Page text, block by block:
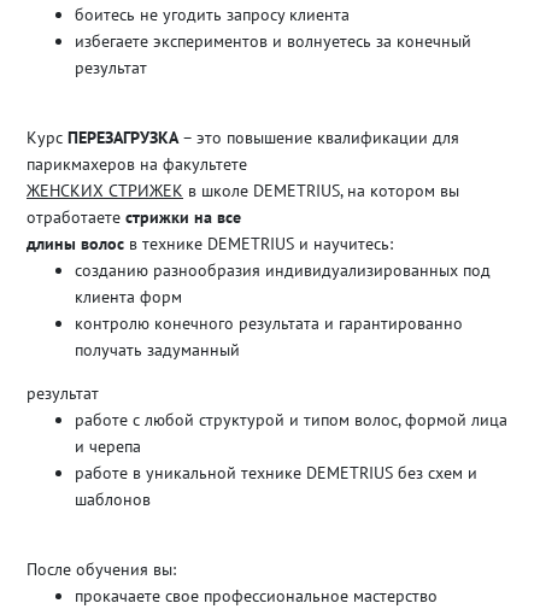
боитесь не угодить запросу клиента
избегаете экспериментов и волнуетесь за конечный
результат
Курс ПЕРЕЗАГРУЗКА – это повышение квалификации для
парикмахеров на факультете
ЖЕНСКИХ СТРИЖЕК в школе DEMETRIUS, на котором вы
отработаете стрижки на все
длины волос в технике DEMETRIUS и научитесь:
созданию разнообразия индивидуализированных под
клиента форм
контролю конечного результата и гарантированно
получать задуманный
результат
работе с любой структурой и типом волос, формой лица
и черепа
работе в уникальной технике DEMETRIUS без схем и
шаблонов
После обучения вы:
прокачаете свое профессиональное мастерство